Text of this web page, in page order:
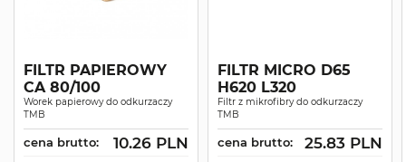
FILTR PAPIEROWY
CA 80/100
Worek papierowy do odkurzaczy
TMB
cena brutto: 10.26 PLN
FILTR MICRO D65
H620 L320
Filtr z mikrofibry do odkurzaczy
TMB
cena brutto: 25.83 PLN